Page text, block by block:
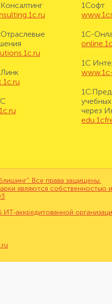
1Софт
1С-
1С
через
Все права защищены.
являются собственностью
аккредитованной